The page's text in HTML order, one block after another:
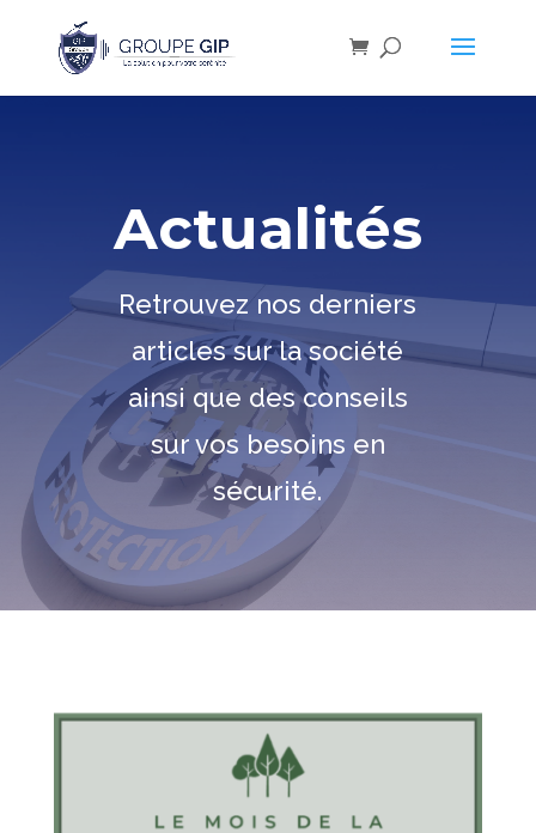
Actualités
Retrouvez nos derniers
articles sur la société
ainsi que des conseils
sur vos besoins en
sécurité.